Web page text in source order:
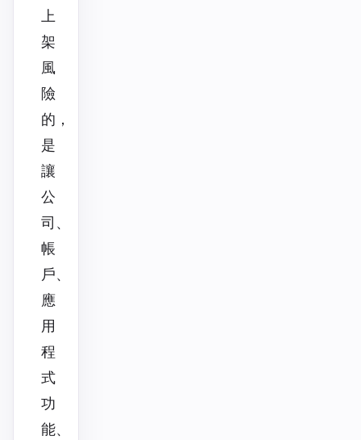
上
架
風
險
的，
是
讓
公
司、
帳
戶、
應
用
程
式
功
能、